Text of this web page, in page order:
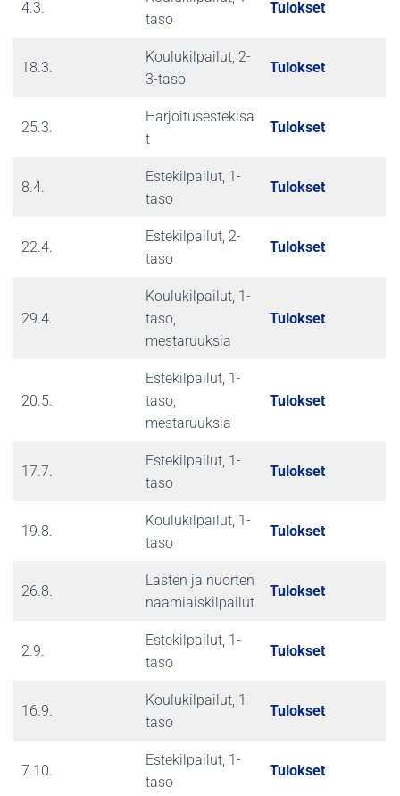
4.3.
taso
Tulokset
18.3.
Koulukilpailut, 2-
3-taso
Tulokset
25.3.
Harjoitusestekisa
t
Tulokset
8.4.
Estekilpailut, 1-
taso
Tulokset
22.4.
Estekilpailut, 2-
taso
Tulokset
29.4.
Koulukilpailut, 1-
taso,
mestaruuksia
Tulokset
20.5.
Estekilpailut, 1-
taso,
mestaruuksia
Tulokset
17.7.
Estekilpailut, 1-
taso
Tulokset
19.8.
Koulukilpailut, 1-
taso
Tulokset
26.8.
Lasten ja nuorten
naamiaiskilpailut
Tulokset
2.9.
Estekilpailut, 1-
taso
Tulokset
16.9.
Koulukilpailut, 1-
taso
Tulokset
7.10.
Estekilpailut, 1-
taso
Tulokset